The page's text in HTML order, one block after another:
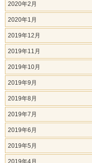
2020年2月
2020年1月
2019年12月
2019年11月
2019年10月
2019年9月
2019年8月
2019年7月
2019年6月
2019年5月
2019年4月